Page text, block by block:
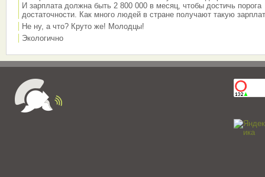
И зарплата должна быть 2 800 000 в месяц, чтобы достичь порога
достаточности. Как много людей в стране получают такую
Не ну, а что? Круто же! Молодцы!
Экологично